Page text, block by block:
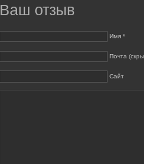
Ваш отзыв
Имя *
Почта
Сайт